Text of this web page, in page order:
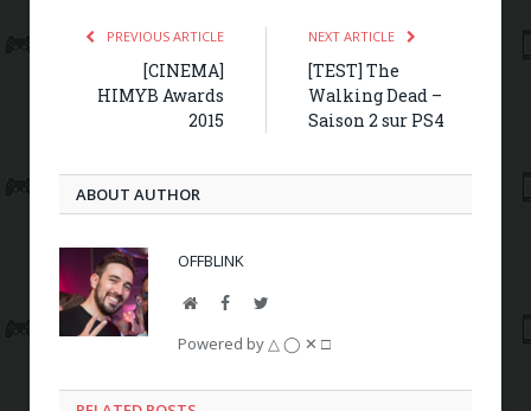
PREVIOUS ARTICLE
[CINEMA]
HIMYB Awards
2015
NEXT ARTICLE
[TEST] The
Walking Dead –
Saison 2 sur PS4
ABOUT AUTHOR
OFFBLINK
WebsiteFacebookTwitter
Powered by △ ◯ ✕ □